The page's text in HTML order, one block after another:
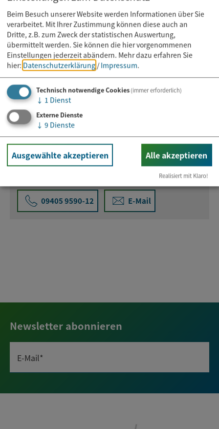
Hier gehts zu den momentan offenen Stellenangeboten
beim Markt Bad Abbach
Ansprechpartner
Frau Grit Adam
09405 9590-23
09405 9590-12 E-Mail
Newsletter abonnieren
E-Mail*
Beim Besuch unserer Website werden Informationen über Sie
verarbeitet. Mit Ihrer Zustimmung können diese auch an
Dritte, z.B. zum Zweck der statistischen Auswertung,
übermittelt werden. Sie können die hier vorgenommenen
Einstellungen jederzeit abändern. Mehr dazu erfahren Sie
hier: Datenschutzerklärung / Impressum.
Technisch notwendige Cookies(immer erforderlich)
↓ 1 Dienst
Externe Dienste
↓ 9 Dienste
Ausgewählte akzeptieren Alle akzeptieren
Realisiert mit Klaro!